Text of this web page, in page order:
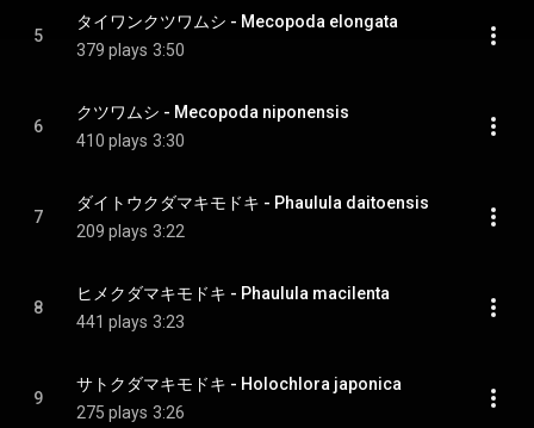
5
タイワンクツワムシ - Mecopoda elongata
379 plays 3:50
6
クツワムシ - Mecopoda niponensis
410 plays 3:30
7
ダイトウクダマキモドキ - Phaulula daitoensis
209 plays 3:22
8
ヒメクダマキモドキ - Phaulula macilenta
441 plays 3:23
9
サトクダマキモドキ - Holochlora japonica
275 plays 3:26